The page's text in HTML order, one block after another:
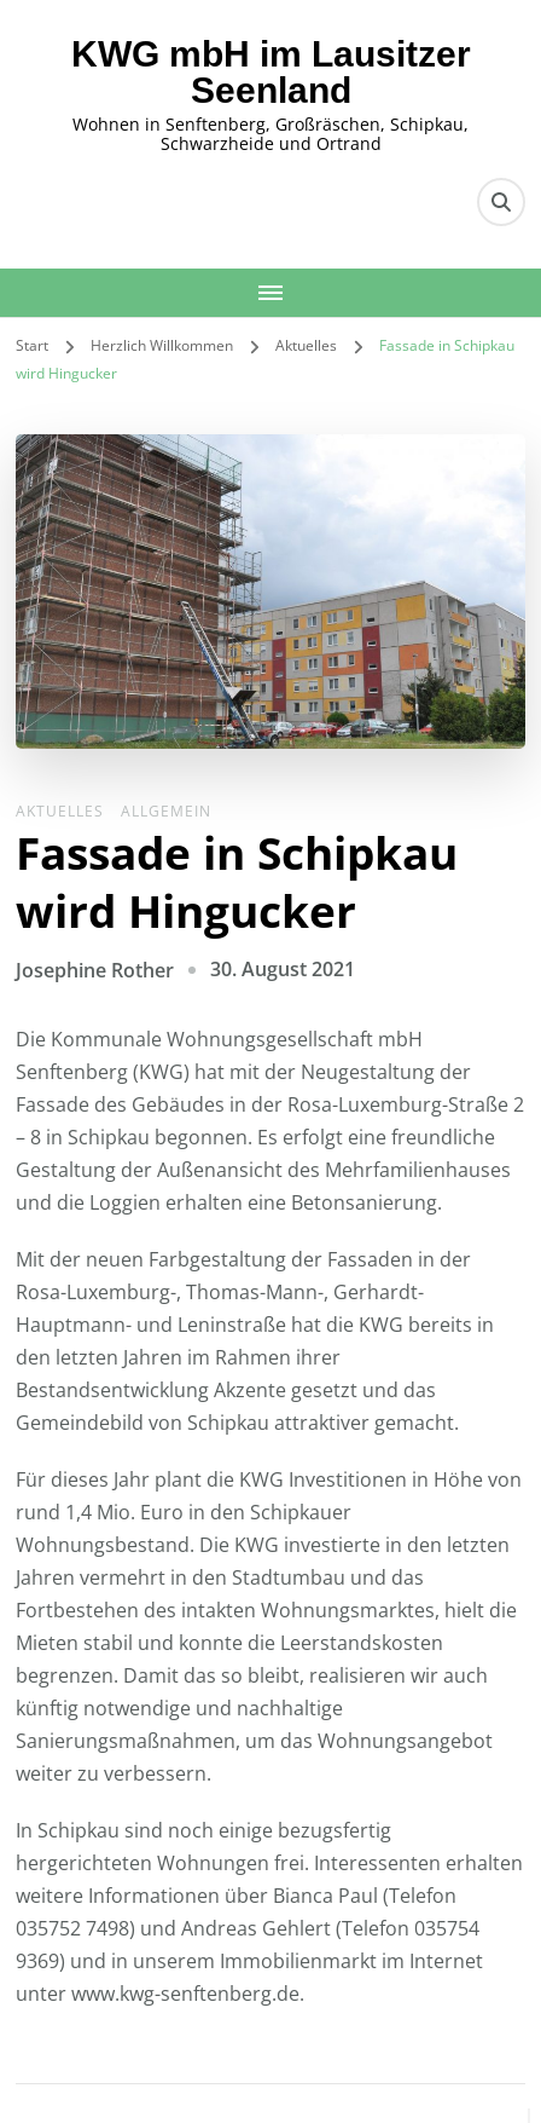
KWG mbH im Lausitzer
Seenland
Wohnen in Senftenberg, Großräschen, Schipkau,
Schwarzheide und Ortrand
Start Herzlich Willkommen Aktuelles
Fassade in Schipkau
wird Hingucker
AKTUELLES ALLGEMEIN
Fassade in Schipkau
wird Hingucker
Josephine Rother 30. August 2021
Die Kommunale Wohnungsgesellschaft mbH
Senftenberg (KWG) hat mit der Neugestaltung der
Fassade des Gebäudes in der Rosa-Luxemburg-Straße 2
– 8 in Schipkau begonnen. Es erfolgt eine freundliche
Gestaltung der Außenansicht des Mehrfamilienhauses
und die Loggien erhalten eine Betonsanierung.
Mit der neuen Farbgestaltung der Fassaden in der
Rosa-Luxemburg-, Thomas-Mann-, Gerhardt-
Hauptmann- und Leninstraße hat die KWG bereits in
den letzten Jahren im Rahmen ihrer
Bestandsentwicklung Akzente gesetzt und das
Gemeindebild von Schipkau attraktiver gemacht.
Für dieses Jahr plant die KWG Investitionen in Höhe von
rund 1,4 Mio. Euro in den Schipkauer
Wohnungsbestand. Die KWG investierte in den letzten
Jahren vermehrt in den Stadtumbau und das
Fortbestehen des intakten Wohnungsmarktes, hielt die
Mieten stabil und konnte die Leerstandskosten
begrenzen. Damit das so bleibt, realisieren wir auch
künftig notwendige und nachhaltige
Sanierungsmaßnahmen, um das Wohnungsangebot
weiter zu verbessern.
In Schipkau sind noch einige bezugsfertig
hergerichteten Wohnungen frei. Interessenten erhalten
weitere Informationen über Bianca Paul (Telefon
035752 7498) und Andreas Gehlert (Telefon 035754
9369) und in unserem Immobilienmarkt im Internet
unter www.kwg-senftenberg.de.